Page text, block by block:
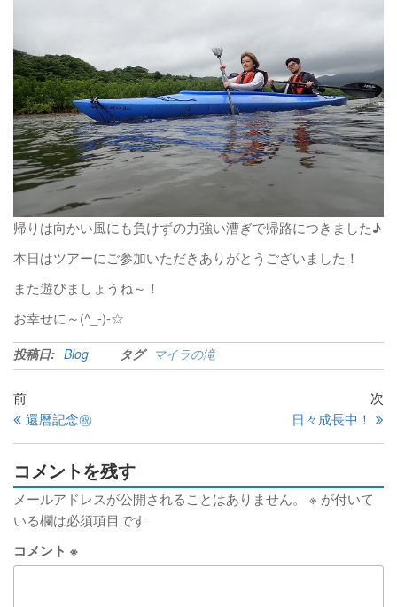
帰りは向かい風にも負けずの力強い漕ぎで帰路につきました♪
本日はツアーにご参加いただきありがとうございました！
また遊びましょうね～！
お幸せに～(^_-)-☆
投稿日: Blog タグ マイラの滝
前
還暦記念㊗
次
日々成長中！
コメントを残す
メールアドレスが公開されることはありません。 ※ が付いて
いる欄は必須項目です
コメント ※